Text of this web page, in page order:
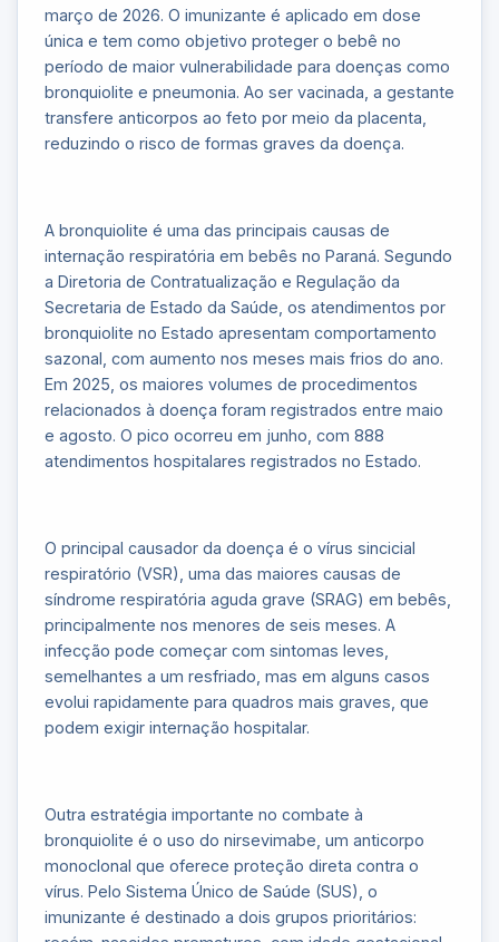
março de 2026. O imunizante é aplicado em dose
única e tem como objetivo proteger o bebê no
período de maior vulnerabilidade para doenças como
bronquiolite e pneumonia. Ao ser vacinada, a gestante
transfere anticorpos ao feto por meio da placenta,
reduzindo o risco de formas graves da doença.
A bronquiolite é uma das principais causas de
internação respiratória em bebês no Paraná. Segundo
a Diretoria de Contratualização e Regulação da
Secretaria de Estado da Saúde, os atendimentos por
bronquiolite no Estado apresentam comportamento
sazonal, com aumento nos meses mais frios do ano.
Em 2025, os maiores volumes de procedimentos
relacionados à doença foram registrados entre maio
e agosto. O pico ocorreu em junho, com 888
atendimentos hospitalares registrados no Estado.
O principal causador da doença é o vírus sincicial
respiratório (VSR), uma das maiores causas de
síndrome respiratória aguda grave (SRAG) em bebês,
principalmente nos menores de seis meses. A
infecção pode começar com sintomas leves,
semelhantes a um resfriado, mas em alguns casos
evolui rapidamente para quadros mais graves, que
podem exigir internação hospitalar.
Outra estratégia importante no combate à
bronquiolite é o uso do nirsevimabe, um anticorpo
monoclonal que oferece proteção direta contra o
vírus. Pelo Sistema Único de Saúde (SUS), o
imunizante é destinado a dois grupos prioritários: